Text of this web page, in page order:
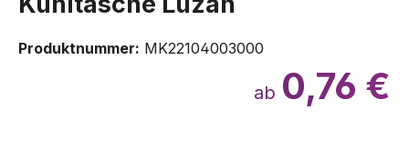
Produktnummer: MK22104003000
ab 0,76 €